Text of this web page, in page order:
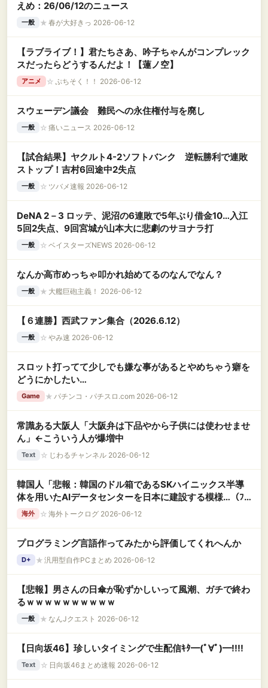
えめ：26/06/12のニュース
一般 ★ 春が大好きっ 2026-06-12
【ラブライブ！】君たちさあ、吟子ちゃんがコンプレック
スだったらどうするんだよ！【蓮ノ空】
アニメ ☆ ぷちそく！！ 2026-06-12
スウェーデン議会 難民への永住権付与を廃し
一般 ☆ 痛いニュース 2026-06-12
【試合結果】ヤクルト4-2ソフトバンク 逆転勝利で連敗
ストップ！吉村6回途中2失点
一般 ☆ ツバメ速報 2026-06-12
DeNA 2－3 ロッテ、泥沼の6連敗で5年ぶり借金10…入江
5回2失点、9回宮城が山本大に悲劇のサヨナラ打
一般 ☆ ベイスターズNEWS 2026-06-12
なんか高市めっちゃ叩かれ始めてるのなんでなん？
一般 ★ 大艦巨砲主義！ 2026-06-12
【６連勝】西武ファン集合（2026.6.12）
一般 ☆ やみ速 2026-06-12
スロット打ってて少しでも嫌な事があるとやめちゃう癖を
どうにかしたい…
Game ★ パチンコ・パチスロ.com 2026-06-12
常識ある大阪人「大阪弁は下品やから子供には使わせませ
ん」←こういう人が爆増中
Text ☆ じわるチャンネル 2026-06-12
韓国人「悲報：韓国のドル箱であるSKハイニックス半導
体を用いたAIデータセンターを日本に建設する模様…（ﾌﾞ
ﾙﾌﾞﾙ」＝韓国の反応
海外 ☆ 海外トークログ 2026-06-12
プログラミング言語作ってみたから評価してくれへんか
D+ ★ 汎用型自作PCまとめ 2026-06-12
【悲報】男さんの日傘が恥ずかしいって風潮、ガチで終わ
るｗｗｗｗｗｗｗｗｗｗ
一般 ★ なんJクエスト 2026-06-12
【日向坂46】珍しいタイミングで生配信ｷﾀ━(ﾟ∀ﾟ)━!!!!
Text ☆ 日向坂46まとめ速報 2026-06-12